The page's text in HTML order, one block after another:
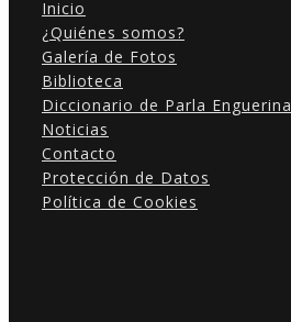
Inicio
¿Quiénes somos?
Galería de Fotos
Biblioteca
Diccionario de Parla Enguerina
Noticias
Contacto
Protección de Datos
Política de Cookies
base a cómo
se usa la
web.
Experiencia
Para que
nuestra web
funcione lo